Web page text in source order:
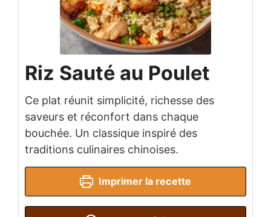
Riz Sauté au Poulet
Ce plat réunit simplicité, richesse des
saveurs et réconfort dans chaque
bouchée. Un classique inspiré des
traditions culinaires chinoises.
Imprimer la recette